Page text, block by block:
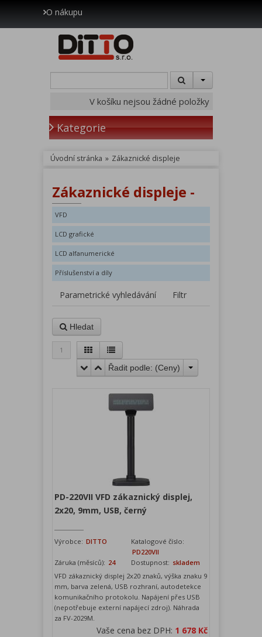
O nákupu
V košíku nejsou žádné položky
Kategorie
Úvodní stránka » Zákaznické displeje
Zákaznické displeje -
VFD
LCD grafické
LCD alfanumerické
Příslušenství a díly
Parametrické vyhledávání Filtr
Hledat
1
Řadit podle: (Ceny)
PD-220VII VFD zákaznický displej,
2x20, 9mm, USB, černý
Výrobce: DITTO
Katalogové číslo:
PD220VII
Záruka (měsíců): 24 Dostupnost: skladem
VFD zákaznický displej 2x20 znaků, výška znaku 9
mm, barva zelená, USB rozhraní, autodetekce
komunikačního protokolu. Napájení přes USB
(nepotřebuje externí napájecí zdroj). Náhrada
za FV-2029M.
Vaše cena bez DPH: 1 678 Kč